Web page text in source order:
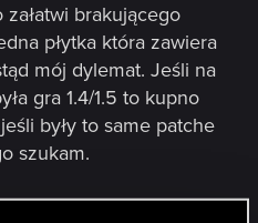
brakującego
płytka która zawiera
mój dylemat. Jeśli na
gra 1.4/1.5 to kupno
były to same patche
szukam.